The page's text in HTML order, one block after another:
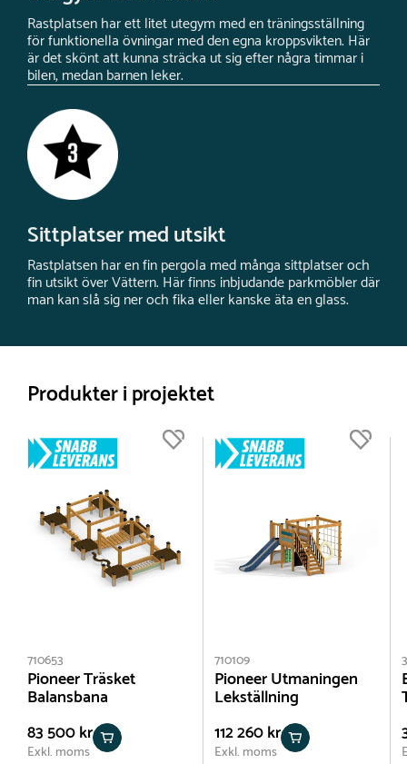
Rastplatsen har ett litet utegym med en träningsställning
för funktionella övningar med den egna kroppsvikten. Här
är det skönt att kunna sträcka ut sig efter några timmar i
bilen, medan barnen leker.
Sittplatser med utsikt
Rastplatsen har en fin pergola med många sittplatser och
fin utsikt över Vättern. Här finns inbjudande parkmöbler där
man kan slå sig ner och fika eller kanske äta en glass.
Produkter i projektet
710653
Pioneer Träsket
Balansbana
83 500 kr
Exkl. moms
710109
Pioneer Utmaningen
Lekställning
112 260 kr
Exkl. moms